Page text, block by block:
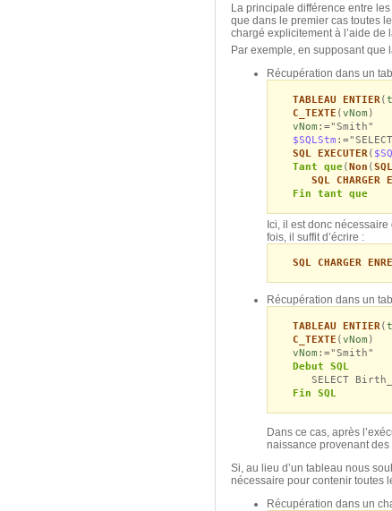
La principale différence entre
que dans le premier cas toutes
chargé explicitement à l’aide de
Par exemple, en supposant que
Récupération dans un
TABLEAU ENTIER(
C_TEXTE (vNom )
vNom :="Smith"
$SQLStm
SQL EXECUTER(
Tant que(Non (
SQL CHARGER
Fin tant que
Ici, il est donc
fois, il suffit d’écrire :
SQL CHARGER
Récupération dans un
TABLEAU ENTIER(
C_TEXTE (vNom )
vNom :="Smith"
Debut SQL
SELECT
Fin SQL
Dans ce cas, après
naissance provenant des
Si, au lieu d’un tableau nous
nécessaire pour contenir toutes
Récupération dans un